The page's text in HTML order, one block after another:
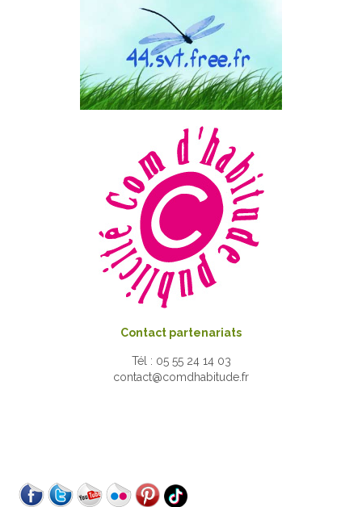
Contact partenariats
Tél : 05 55 24 14 03
contact@comdhabitude.fr